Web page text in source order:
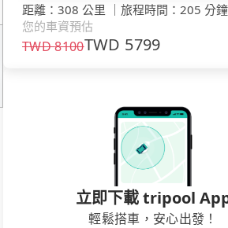
距離 ： 308 公里 ｜ 旅程時間 ： 205 分鐘
您的車資預估
TWD8100TWD 5799
立即下載 tripool
輕鬆搭車，安心出發！